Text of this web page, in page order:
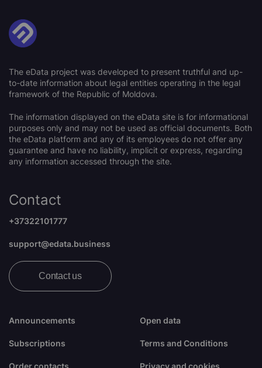
The eData project was developed to present truthful and up-
to-date information about legal entities operating in the legal
framework of the Republic of Moldova.
The information displayed on the eData site is for informational
purposes only and may not be used as official documents. Both
the eData platform and any of its employees do not offer any
guarantee and have no liability, implicit or express, regarding
any information accessed through the site.
Announcements
Subscriptions
Order contacts
Open data
Terms and Conditions
Privacy and cookies
Contact
+37322101777
support@edata.business
Contact us